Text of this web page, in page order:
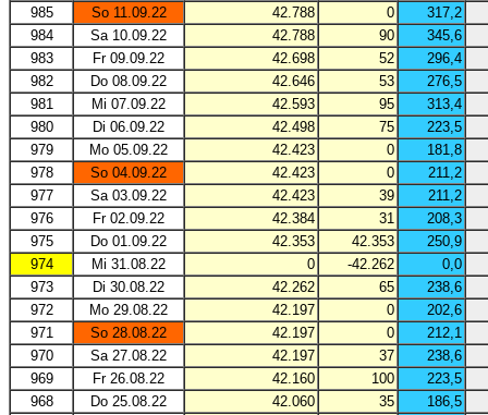
985 So 11.09.22 42.788 0
317,2
984
Sa 10.09.22 42.788 90
345,6
983
Fr 09.09.22 42.698 52
296,4
982
Do 08.09.22 42.646 53
276,5
981
Mi 07.09.22 42.593 95
313,4
980
Di 06.09.22 42.498 75
223,5
979
Mo 05.09.22 42.423 0
181,8
978
So 04.09.22 42.423 0
211,2
977
Sa 03.09.22 42.423 39
211,2
976
Fr 02.09.22 42.384 31
208,3
975
Do 01.09.22 42.353 42.353
250,9
974
Mi 31.08.22 0 -42.262
0,0
973
Di 30.08.22 42.262 65
238,6
972
Mo 29.08.22 42.197 0
202,6
971
So 28.08.22 42.197 0
212,1
970
Sa 27.08.22 42.197 37
238,6
969
Fr 26.08.22 42.160 100
223,5
968
Do 25.08.22 42.060 35
186,5